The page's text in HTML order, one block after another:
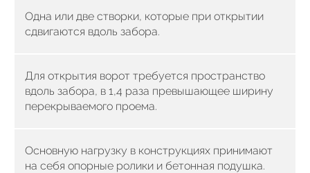
Одна или две створки, которые при открытии
сдвигаются вдоль забора.
Для открытия ворот требуется пространство
вдоль забора, в 1,4 раза превышающее ширину
перекрываемого проема.
Основную нагрузку в конструкциях принимают
на себя опорные ролики и бетонная подушка.